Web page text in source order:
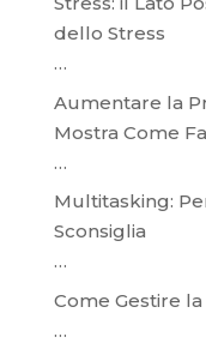
dello Stress
…
Aumentare la
Mostra Come
…
Multitasking:
Sconsiglia
…
Come Gestire
…